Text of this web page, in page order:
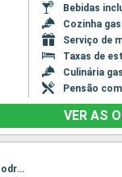
Bebidas
Cozinha
Serviço de
Taxas de
Culinária
Pensão
VER AS
Itinerário : Pireus Atenas, Santorini, Nafplio, Bodrum, Rodas, Patmos, Pireus Atenas, Santorini, Nafplio, Bodrum, Rodas, Patmos, Pireus Atenas